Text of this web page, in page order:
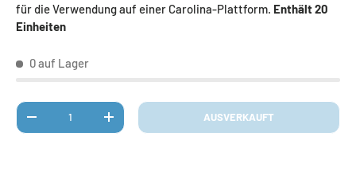
für die Verwendung auf einer Carolina-Plattform. Enthält 20
Einheiten
0 auf Lager
Anzahl
MENGE VERRINGERNMENGE ERHÖHEN AUSVERKAUFT